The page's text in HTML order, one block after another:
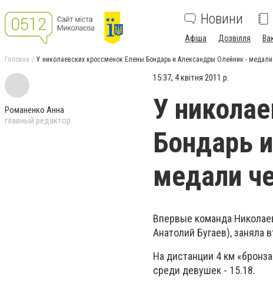
Новини
Афіша Дозвілля
Головна У николаевских кроссменок Елены Бондарь и Александры Олейник -
Романенко Анна
главный редактор
15:37, 4 квітня 2011 р.
У
Бондарь
медали
Впервые команда
Анатолий Бугаев), заняла
На дистанции 4 км
среди девушек - 15.18.